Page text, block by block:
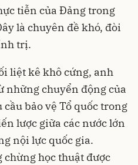
tiễn của Đảng trong
là chuyên đề khó, đòi
trị.
liệt kê khô cứng, anh
những chuyển động của
bảo vệ Tổ quốc trong
lược giữa các nước lớn
nội lực quốc gia.
học thuật được